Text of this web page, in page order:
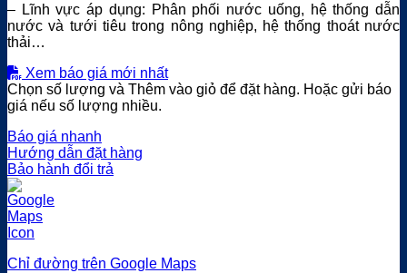
– Lĩnh vực áp dụng: Phân phối nước uống, hệ thống dẫn
nước và tưới tiêu trong nông nghiệp, hệ thống thoát nước
thải…
Xem báo giá mới nhất
Chọn số lượng và Thêm vào giỏ để đặt hàng. Hoặc gửi báo
giá nếu số lượng nhiều.
Báo giá nhanh
Hướng dẫn đặt hàng
Bảo hành đổi trả
Chỉ đường trên Google Maps